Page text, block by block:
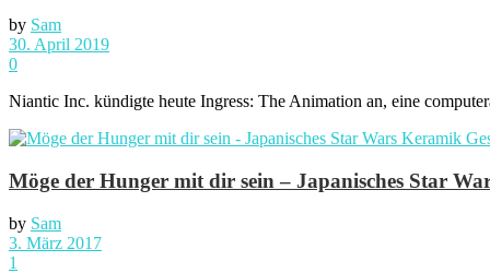
by Sam
30. April 2019
0
Niantic Inc. kündigte heute Ingress: The Animation an, eine
Möge der Hunger mit dir sein – Japanisches Star
by Sam
3. März 2017
1